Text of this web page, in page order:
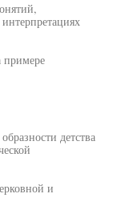
примере
детства
и